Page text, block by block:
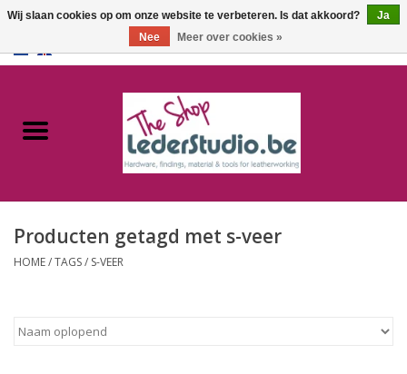
Catalogus
FAQ
Producten getagd met s-veer
HOME/TAGS/ S-VEER
Wij slaan cookies op om onze website te verbeteren. Is dat akkoord?
Ja
Nee
Meer over cookies »